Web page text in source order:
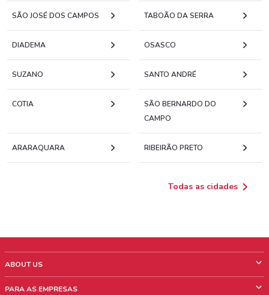
SÃO JOSÉ DOS CAMPOS TABOÃO DA SERRA
DIADEMA OSASCO
SUZANO SANTO ANDRÉ
COTIA
SÃO BERNARDO DO
CAMPO
ARARAQUARA RIBEIRÃO PRETO
Todas as cidades
ABOUT US
PARA AS EMPRESAS